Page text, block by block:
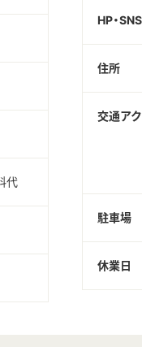
代
HP・SNS
住所
交通ア
駐車場
休業日